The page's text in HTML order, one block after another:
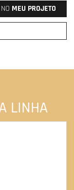
MEU PROJETO
LINHA